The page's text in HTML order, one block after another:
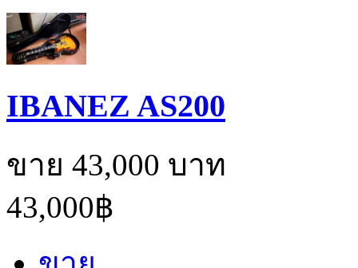
IBANEZ AS200
ขาย 43,000 บาท
43,000฿